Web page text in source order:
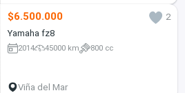
$6.500.000
2
Yamaha fz8
2014 45000 km 800 cc
Viña del Mar